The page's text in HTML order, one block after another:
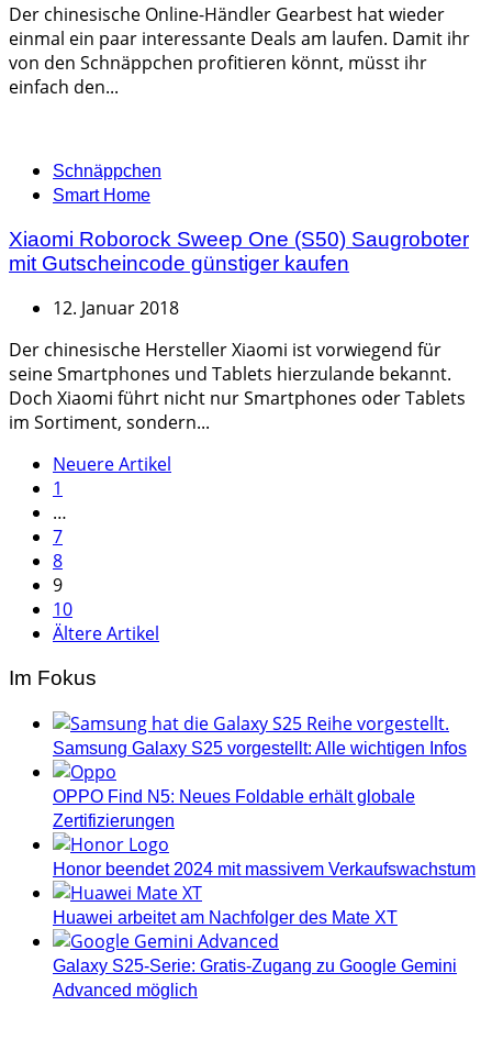
Der chinesische Online-Händler Gearbest hat wieder
einmal ein paar interessante Deals am laufen. Damit ihr
von den Schnäppchen profitieren könnt, müsst ihr
einfach den...
Categories
Schnäppchen
Smart Home
Xiaomi Roborock Sweep One (S50) Saugroboter
mit Gutscheincode günstiger kaufen
12. Januar 2018
Der chinesische Hersteller Xiaomi ist vorwiegend für
seine Smartphones und Tablets hierzulande bekannt.
Doch Xiaomi führt nicht nur Smartphones oder Tablets
im Sortiment, sondern...
Seitennummerierung
der
Beiträge
Neuere Artikel
1
…
7
8
9
10
Ältere Artikel
Im Fokus
Samsung Galaxy S25 vorgestellt: Alle wichtigen Infos
OPPO Find N5: Neues Foldable erhält globale
Zertifizierungen
Honor beendet 2024 mit massivem Verkaufswachstum
Huawei arbeitet am Nachfolger des Mate XT
Galaxy S25-Serie: Gratis-Zugang zu Google Gemini
Advanced möglich